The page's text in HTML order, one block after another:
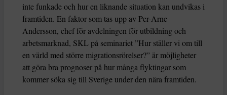
inte funkade och hur en liknande situation kan undvikas i
framtiden. En faktor som tas upp av Per-Arne
Andersson, chef för avdelningen för utbildning och
arbetsmarknad, SKL på seminariet ”Hur ställer vi om till
en värld med större migrationsrörelser?” är möjligheter
att göra bra prognoser på hur många flyktingar som
kommer söka sig till Sverige under den nära framtiden.